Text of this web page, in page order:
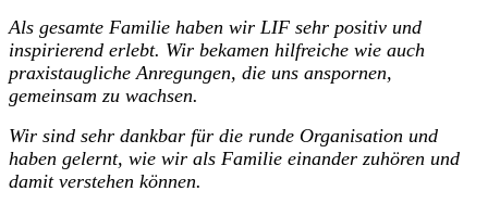
Als gesamte Familie haben wir LIF sehr positiv und
inspirierend erlebt. Wir bekamen hilfreiche wie auch
praxistaugliche Anregungen, die uns anspornen,
gemeinsam zu wachsen.
Wir sind sehr dankbar für die runde Organisation und
haben gelernt, wie wir als Familie einander zuhören und
damit verstehen können.